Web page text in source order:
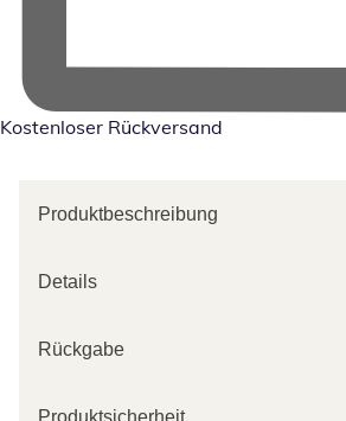
Kostenloser Rückversand
Produktbeschreibung
Details
Rückgabe